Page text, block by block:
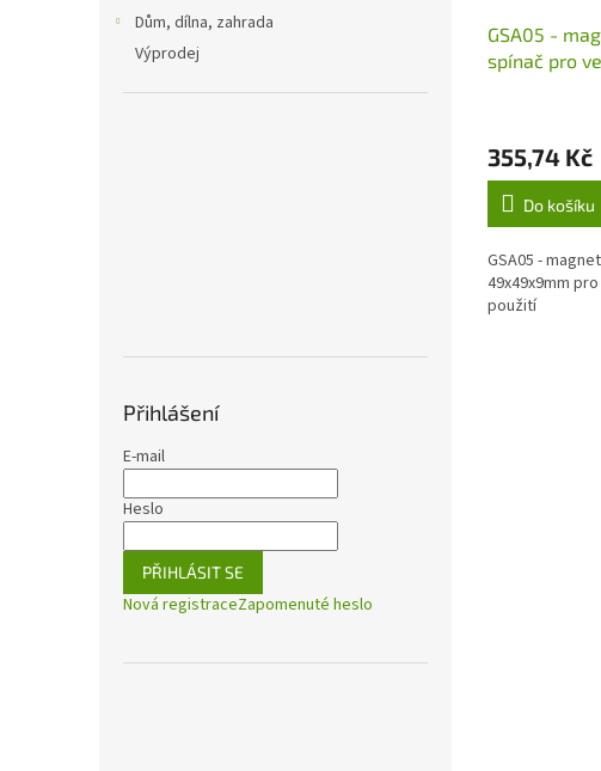
Dům, dílna, zahrada
Výprodej
Přihlášení
E-mail
Heslo
PŘIHLÁSIT SE
Nová registraceZapomenuté heslo
GSA05 -
spínač pro
355,74 Kč
Do košíku
GSA05 -
49x49x9mm
použití